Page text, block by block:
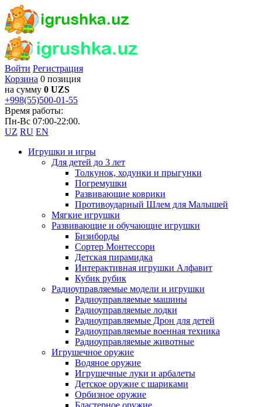
Войти Регистрация
Корзина 0 позиция
на сумму 0 UZS
+998(55)500-01-55
Время работы:
Пн-Вс 07:00-22:00.
UZ RU EN
Игрушки и игры
Для детей до 3 лет
Толкунок, ходунки и прыгунки
Погремушки
Развивающие коврики
Противоударный Шлем для Малышей
Мягкие игрушки
Развивающие и обучающие игрушки
Бизиборды
Сортер Монтессори
Детская пирамидка
Интерактивная игрушки Алфавит
Кубик рубик
Радиоуправляемые модели и игрушки
Радиоуправляемые машины
Радиоуправляемые лодки
Радиоуправляемые Дрон для детей
Радиоуправляемые военная техника
Радиоуправляемые животные
Игрушечное оружие
Водяное оружие
Игрушечные луки и арбалеты
Детское оружие с шариками
Орбизное оружие
Бластерное оружие